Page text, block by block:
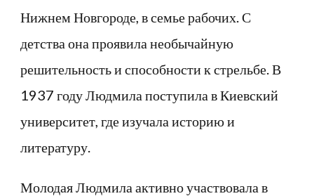
Нижнем Новгороде, в семье рабочих. С
детства она проявила необычайную
решительность и способности к стрельбе. В
1937 году Людмила поступила в Киевский
университет, где изучала историю и
литературу.
Молодая Людмила активно участвовала в